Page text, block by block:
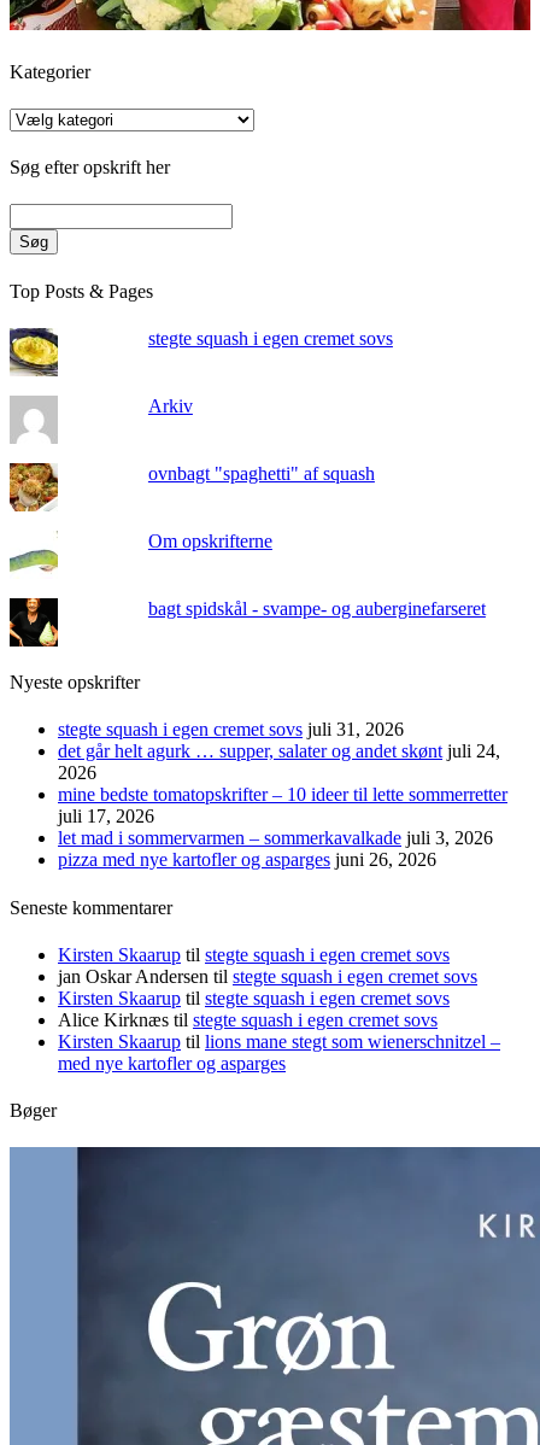
Kategorier
Kategorier
Søg efter opskrift her
Søg
Top Posts & Pages
stegte squash i egen cremet sovs
Arkiv
ovnbagt "spaghetti" af squash
Om opskrifterne
bagt spidskål - svampe- og auberginefarseret
Nyeste opskrifter
stegte squash i egen cremet sovs juli 31, 2026
det går helt agurk … supper, salater og andet skønt juli 24,
2026
mine bedste tomatopskrifter – 10 ideer til lette sommerretter
juli 17, 2026
let mad i sommervarmen – sommerkavalkade juli 3, 2026
pizza med nye kartofler og asparges juni 26, 2026
Seneste kommentarer
Kirsten Skaarup til stegte squash i egen cremet sovs
jan Oskar Andersen til stegte squash i egen cremet sovs
Kirsten Skaarup til stegte squash i egen cremet sovs
Alice Kirknæs til stegte squash i egen cremet sovs
Kirsten Skaarup til lions mane stegt som wienerschnitzel –
med nye kartofler og asparges
Bøger